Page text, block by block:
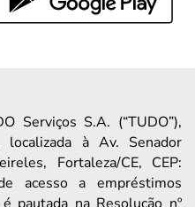
Serviços S.A. (“TUDO”),
localizada à Av. Senador
Fortaleza/CE, CEP:
acesso a empréstimos